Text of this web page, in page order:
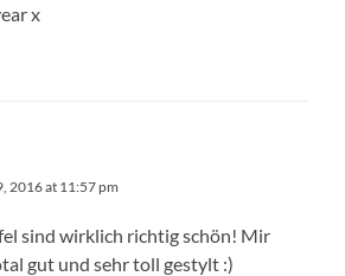
x
2016 at 11:57 pm
sind wirklich richtig schön! Mir
gut und sehr toll gestylt :)